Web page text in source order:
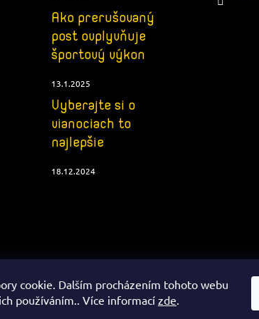
cookie. Dalším procházením tohoto webu
používáním.. Více informací zde.
Ako prerušovaný
post ovplyvňuje
športový výkon
13.1.2025
Vyberajte si o
vianociach to
najlepšie
18.12.2024